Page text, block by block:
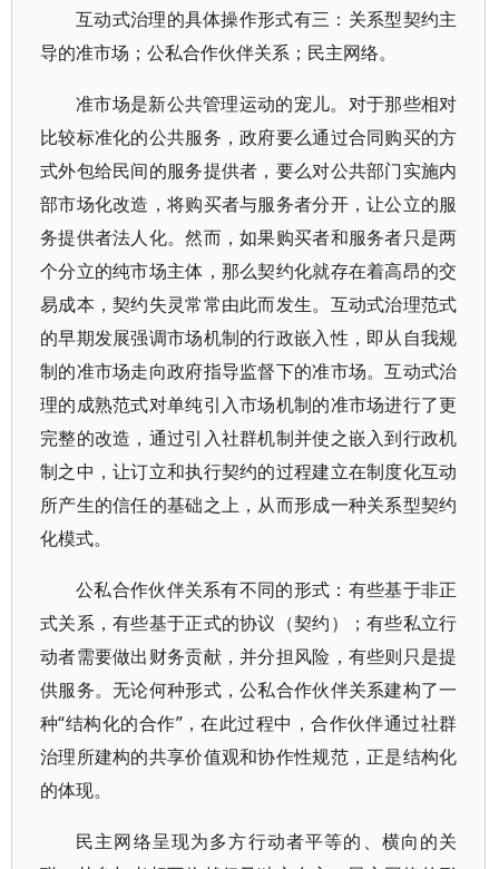
互动式治理的具体操作形式有三：关系型契约主
导的准市场；公私合作伙伴关系；民主网络。
准市场是新公共管理运动的宠儿。对于那些相对
比较标准化的公共服务，政府要么通过合同购买的方
式外包给民间的服务提供者，要么对公共部门实施内
部市场化改造，将购买者与服务者分开，让公立的服
务提供者法人化。然而，如果购买者和服务者只是两
个分立的纯市场主体，那么契约化就存在着高昂的交
易成本，契约失灵常常由此而发生。互动式治理范式
的早期发展强调市场机制的行政嵌入性，即从自我规
制的准市场走向政府指导监督下的准市场。互动式治
理的成熟范式对单纯引入市场机制的准市场进行了更
完整的改造，通过引入社群机制并使之嵌入到行政机
制之中，让订立和执行契约的过程建立在制度化互动
所产生的信任的基础之上，从而形成一种关系型契约
化模式。
公私合作伙伴关系有不同的形式：有些基于非正
式关系，有些基于正式的协议（契约）；有些私立行
动者需要做出财务贡献，并分担风险，有些则只是提
供服务。无论何种形式，公私合作伙伴关系建构了一
种“结构化的合作”，在此过程中，合作伙伴通过社群
治理所建构的共享价值观和协作性规范，正是结构化
的体现。
民主网络呈现为多方行动者平等的、横向的关